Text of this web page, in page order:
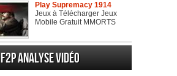
Play Supremacy 1914
Jeux à Télécharger Jeux
Mobile Gratuit MMORTS
F2P Analyse vidéo